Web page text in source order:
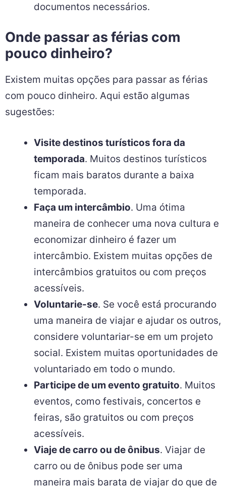
documentos necessários.
Onde passar as férias com
pouco dinheiro?
Existem muitas opções para passar as férias
com pouco dinheiro. Aqui estão algumas
sugestões:
Visite destinos turísticos fora da
temporada. Muitos destinos turísticos
ficam mais baratos durante a baixa
temporada.
Faça um intercâmbio. Uma ótima
maneira de conhecer uma nova cultura e
economizar dinheiro é fazer um
intercâmbio. Existem muitas opções de
intercâmbios gratuitos ou com preços
acessíveis.
Voluntarie-se. Se você está procurando
uma maneira de viajar e ajudar os outros,
considere voluntariar-se em um projeto
social. Existem muitas oportunidades de
voluntariado em todo o mundo.
Participe de um evento gratuito. Muitos
eventos, como festivais, concertos e
feiras, são gratuitos ou com preços
acessíveis.
Viaje de carro ou de ônibus. Viajar de
carro ou de ônibus pode ser uma
maneira mais barata de viajar do que de